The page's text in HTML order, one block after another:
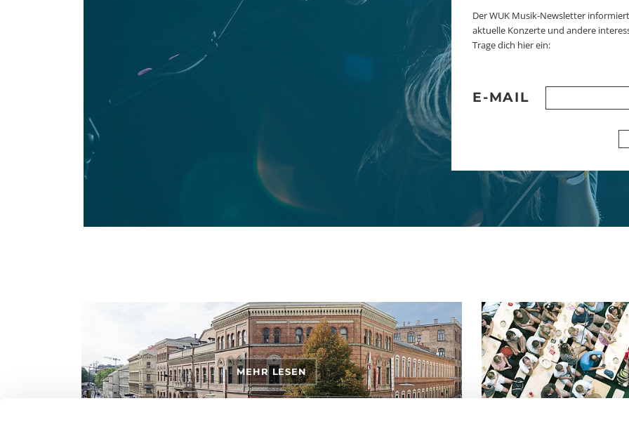
Der WUK Musik-Newsletter
aktuelle Konzerte und andere
Trage dich hier ein:
E-MAIL
MEHR LESEN